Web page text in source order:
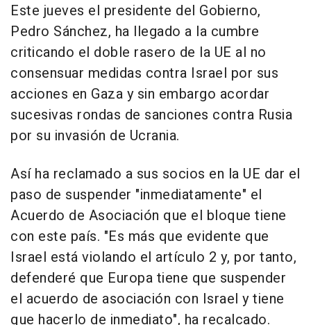
Este jueves el presidente del Gobierno,
Pedro Sánchez, ha llegado a la cumbre
criticando el doble rasero de la UE al no
consensuar medidas contra Israel por sus
acciones en Gaza y sin embargo acordar
sucesivas rondas de sanciones contra Rusia
por su invasión de Ucrania.
Así ha reclamado a sus socios en la UE dar el
paso de suspender "inmediatamente" el
Acuerdo de Asociación que el bloque tiene
con este país. "Es más que evidente que
Israel está violando el artículo 2 y, por tanto,
defenderé que Europa tiene que suspender
el acuerdo de asociación con Israel y tiene
que hacerlo de inmediato", ha recalcado.